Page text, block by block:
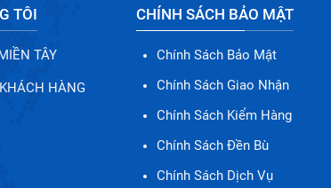
TÔI
TÂY
HÀNG
CHÍNH SÁCH BẢO MẬT
Chính Sách Bảo Mật
Chính Sách Giao Nhận
Chính Sách Kiểm Hàng
Chính Sách Đền Bù
Chính Sách Dịch Vụ